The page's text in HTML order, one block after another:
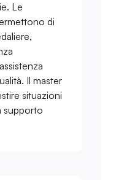
Le
di
Il master
situazioni
supporto